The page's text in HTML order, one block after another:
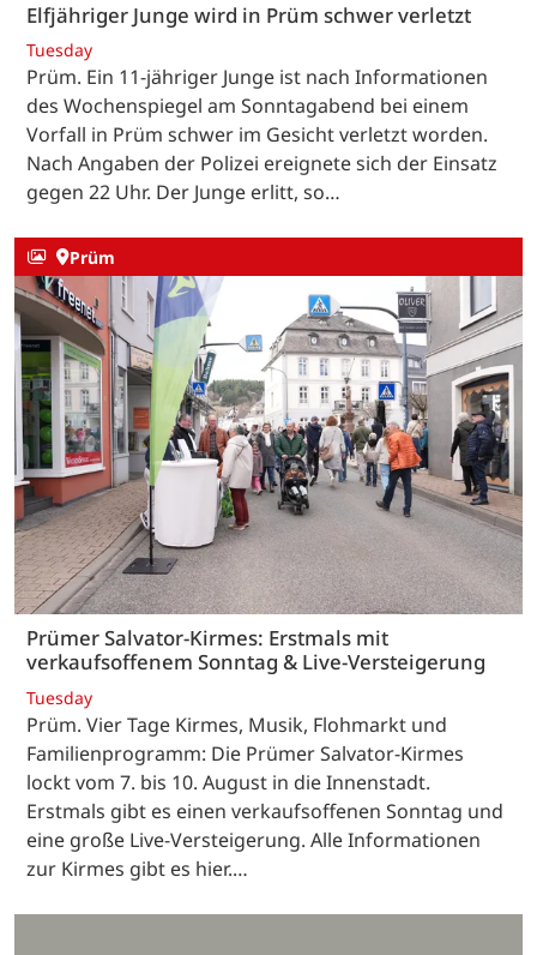
Elfjähriger Junge wird in Prüm schwer verletzt
Tuesday
Prüm. Ein 11-jähriger Junge ist nach Informationen
des Wochenspiegel am Sonntagabend bei einem
Vorfall in Prüm schwer im Gesicht verletzt worden.
Nach Angaben der Polizei ereignete sich der Einsatz
gegen 22 Uhr. Der Junge erlitt, so…
Prüm
Prümer Salvator-Kirmes: Erstmals mit
verkaufsoffenem Sonntag & Live-Versteigerung
Tuesday
Prüm. Vier Tage Kirmes, Musik, Flohmarkt und
Familienprogramm: Die Prümer Salvator-Kirmes
lockt vom 7. bis 10. August in die Innenstadt.
Erstmals gibt es einen verkaufsoffenen Sonntag und
eine große Live-Versteigerung. Alle Informationen
zur Kirmes gibt es hier.…